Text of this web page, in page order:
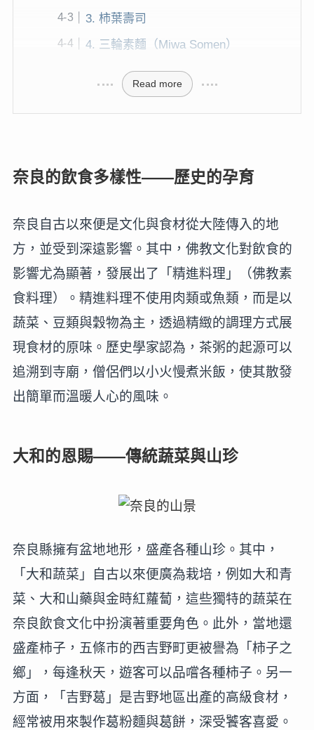
3. 柿葉壽司
4. 三輪素麵（Miwa Somen）
Read more
奈良的飲食多樣性——歷史的孕育
奈良自古以來便是文化與食材從大陸傳入的地
方，並受到深遠影響。其中，佛教文化對飲食的
影響尤為顯著，發展出了「精進料理」（佛教素
食料理）。精進料理不使用肉類或魚類，而是以
蔬菜、豆類與穀物為主，透過精緻的調理方式展
現食材的原味。歷史學家認為，茶粥的起源可以
追溯到寺廟，僧侶們以小火慢煮米飯，使其散發
出簡單而溫暖人心的風味。
大和的恩賜——傳統蔬菜與山珍
奈良縣擁有盆地地形，盛產各種山珍。其中，
「大和蔬菜」自古以來便廣為栽培，例如大和青
菜、大和山藥與金時紅蘿蔔，這些獨特的蔬菜在
奈良飲食文化中扮演著重要角色。此外，當地還
盛產柿子，五條市的西吉野町更被譽為「柿子之
鄉」，每逢秋天，遊客可以品嚐各種柿子。另一
方面，「吉野葛」是吉野地區出產的高級食材，
經常被用來製作葛粉麵與葛餅，深受饕客喜愛。